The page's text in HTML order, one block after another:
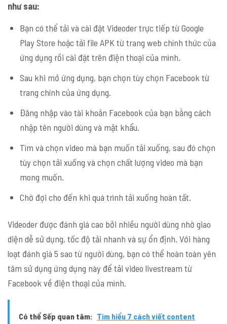
như sau:
Bạn có thể tải và cài đặt Videoder trực tiếp từ Google
Play Store hoặc tải file APK từ trang web chính thức của
ứng dụng rồi cài đặt trên điện thoại của mình.
Sau khi mở ứng dụng, bạn chọn tùy chọn Facebook từ
trang chính của ứng dụng.
Đăng nhập vào tài khoản Facebook của bạn bằng cách
nhập tên người dùng và mật khẩu.
Tìm và chọn video mà bạn muốn tải xuống, sau đó chọn
tùy chọn tải xuống và chọn chất lượng video mà bạn
mong muốn.
Chờ đợi cho đến khi quá trình tải xuống hoàn tất.
Videoder được đánh giá cao bởi nhiều người dùng nhờ giao
diện dễ sử dụng, tốc độ tải nhanh và sự ổn định. Với hàng
loạt đánh giá 5 sao từ người dùng, bạn có thể hoàn toàn yên
tâm sử dụng ứng dụng này để tải video livestream từ
Facebook về điện thoại của mình.
Có thể Sếp quan tâm: Tìm hiểu 7 cách viết content